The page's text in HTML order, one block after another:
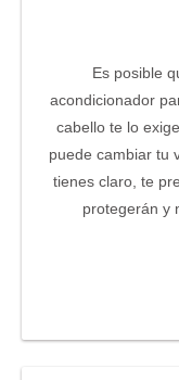
Es posible
acondicionador
cabello te lo
puede cambiar tu
tienes claro, te
protegerán y